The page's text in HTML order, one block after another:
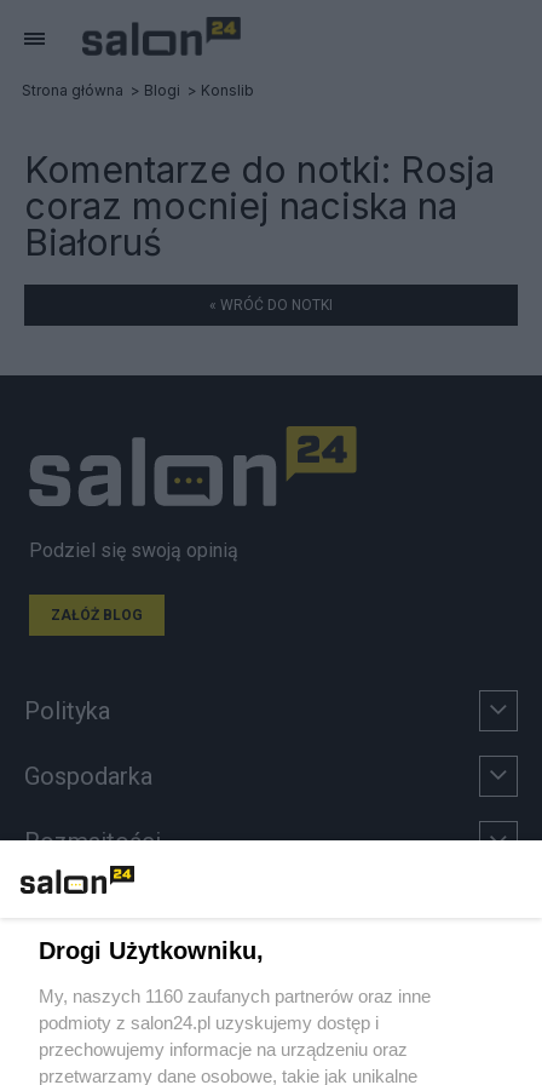
Strona główna Blogi Konslib
Komentarze do notki: Rosja
coraz mocniej naciska na
Białoruś
« WRÓĆ DO NOTKI
Podziel się swoją opinią
ZAŁÓŻ BLOG
Polityka
Gospodarka
Rozmaitości
Sport
Społeczeństwo
Drogi Użytkowniku,
My, naszych 1160 zaufanych partnerów oraz inne
podmioty z salon24.pl uzyskujemy dostęp i
przechowujemy informacje na urządzeniu oraz
przetwarzamy dane osobowe, takie jak unikalne